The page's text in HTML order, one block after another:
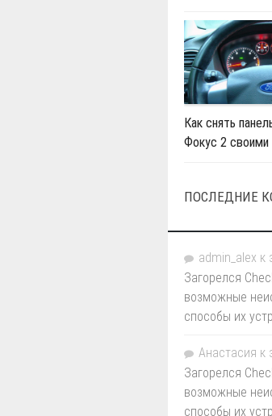
Как снять
Фокус 2 своими
ПОСЛЕДНИЕ
admin_alex к
Загорелся
возможные
способы их
Анастасия к
Загорелся
возможные
способы их